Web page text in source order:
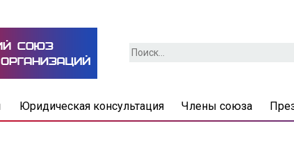
Найти:
Юридическая консультация Члены союза